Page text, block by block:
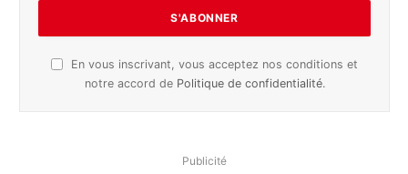
En vous inscrivant, vous acceptez nos conditions et
notre accord de Politique de confidentialité.
Publicité